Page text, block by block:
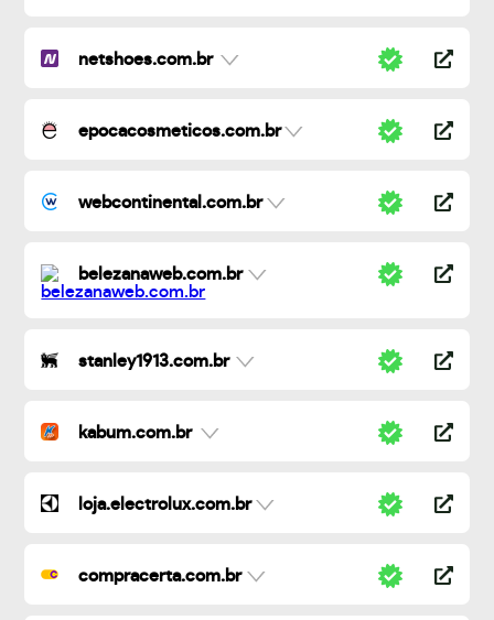
netshoes.com.br
epocacosmeticos.com.br
webcontinental.com.br
belezanaweb.com.br
stanley1913.com.br
kabum.com.br
loja.electrolux.com.br
compracerta.com.br